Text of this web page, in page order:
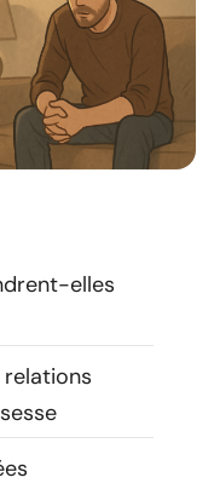
nous
réservés.
elles
relations